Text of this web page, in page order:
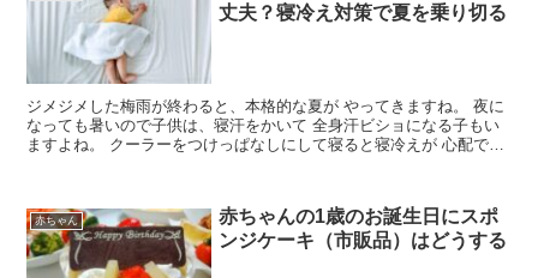
丈夫？寝冷え対策で夏を乗り切る
ジメジメした梅雨が終わると、本格的な夏が やってきますね。 夜に
なっても暑いので子供は、寝汗をかいて 全身汗ビショになる子もい
ますよね。 クーラーをつけっぱなしにして寝ると寝冷えが 心配です
赤ちゃん
赤ちゃんの1歳のお誕生日にスポ
ンジケーキ（市販品）はどうする